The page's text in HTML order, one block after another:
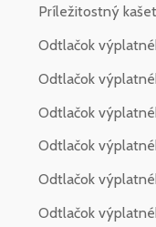
Príležitostný kašet
Odtlačok
Odtlačok
Odtlačok
Odtlačok
Odtlačok
Odtlačok